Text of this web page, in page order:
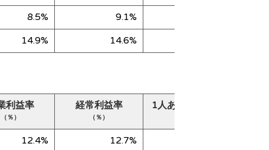
8.5% 9.1%
14.9% 14.6%
利益率
（％）
経常利益率
（％）
1人あたり売上高
12.4% 12.7%